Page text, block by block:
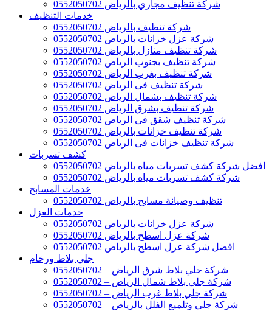
شركة تنظيف مجاري بالرياض 0552050702
خدمات التنظيف
شركة تنظيف بالرياض 0552050702
شركة عزل خزانات بالرياض 0552050702
شركة تنظيف منازل بالرياض 0552050702
شركة تنظيف بجنوب الرياض 0552050702
شركة تنظيف بغرب الرياض 0552050702
شركة تنظيف فى الرياض 0552050702
شركة تنظيف بشمال الرياض 0552050702
شركة تنظيف بشرق الرياض 0552050702
شركة تنظيف شقق فى الرياض 0552050702
شركة تنظيف خزانات بالرياض 0552050702
شركة تنظيف خزانات فى الرياض 0552050702
كشف تسربات
افضل شركة كشف تسربات مياه بالرياض 0552050702
شركة كشف تسربات مياه بالرياض 0552050702
خدمات المسابح
تنظيف وصيانة مسابح بالرياض 0552050702
خدمات العزل
شركة عزل خزانات بالرياض 0552050702
شركة عزل اسطح بالرياض 0552050702
افضل شركة عزل اسطح بالرياض 0552050702
جلي بلاط ورخام
شركة جلي بلاط شرق الرياض – 0552050702
شركة جلي بلاط شمال الرياض – 0552050702
شركة جلي بلاط غرب الرياض – 0552050702
شركة جلي وتلميع الفلل بالرياض – 0552050702